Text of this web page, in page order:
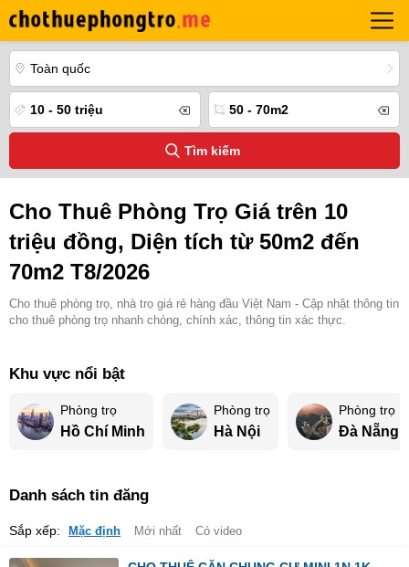
Toàn quốc
10 - 50 triệu 50 - 70m2
Tìm kiếm
Cho Thuê Phòng Trọ Giá trên 10
triệu đồng, Diện tích từ 50m2 đến
70m2 T8/2026
Cho thuê phòng trọ, nhà trọ giá rẻ hàng đầu Việt Nam - Cập nhật thông tin
cho thuê phòng trọ nhanh chóng, chính xác, thông tin xác thực.
Khu vực nổi bật
Phòng trọ
Hồ Chí Minh
Phòng trọ
Hà Nội
Phòng trọ
Đà Nẵng
Danh sách tin đăng
Sắp xếp: Mặc định Mới nhất Có video